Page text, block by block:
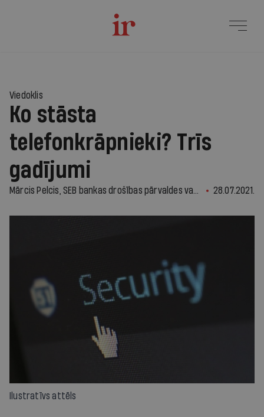
Viedoklis
Ko stāsta
telefonkrāpnieki? Trīs
gadījumi
Mārcis Pelcis, SEB bankas drošības pārvaldes vadītājs 28.07.2021.
Ilustratīvs attēls